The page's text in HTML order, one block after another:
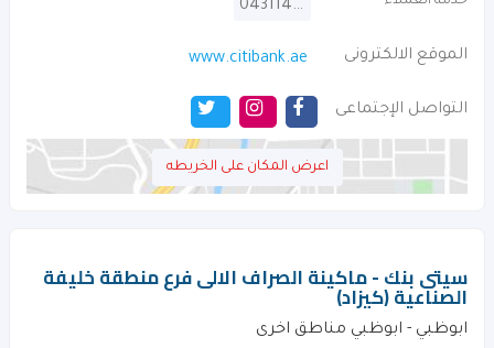
043114000
الموقع الالكترونى www.citibank.ae
التواصل الإجتماعى
اعرض المكان على الخريطه
سيتى بنك - ماكينة الصراف الالى فرع منطقة خليفة
الصناعية (كيزاد)
ابوظبي - ابوظبي مناطق اخرى